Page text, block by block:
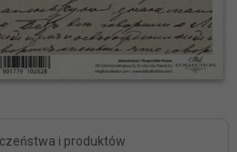
i produktów